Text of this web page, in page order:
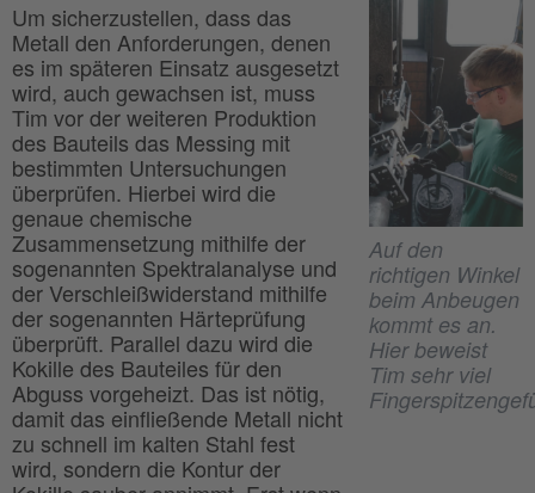
Um sicherzustellen, dass das
Metall den Anforderungen, denen
es im späteren Einsatz ausgesetzt
wird, auch gewachsen ist, muss
Tim vor der weiteren Produktion
des Bauteils das Messing mit
bestimmten Untersuchungen
überprüfen. Hierbei wird die
genaue chemische
Zusammensetzung mithilfe der
sogenannten Spektralanalyse und
der Verschleißwiderstand mithilfe
der sogenannten Härteprüfung
überprüft. Parallel dazu wird die
Kokille des Bauteiles für den
Abguss vorgeheizt. Das ist nötig,
damit das einfließende Metall nicht
zu schnell im kalten Stahl fest
wird, sondern die Kontur der
Auf den
richtigen Winkel
beim Anbeugen
kommt es an.
Hier beweist
Tim sehr viel